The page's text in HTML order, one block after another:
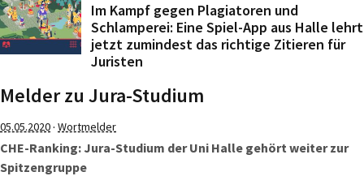
Im Kampf gegen Plagiatoren und
Schlamperei: Eine Spiel-App aus Halle lehrt
jetzt zumindest das richtige Zitieren für
Juristen
Melder zu Jura-Studium
05.05.2020· Wortmelder
CHE-Ranking: Jura-Studium der Uni Halle gehört weiter zur
Spitzengruppe